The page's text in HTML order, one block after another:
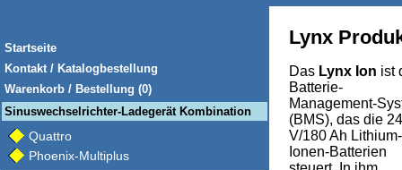
Startseite
Kontakt / Katalogbestellung
Warenkorb / Bestellung (0)
Sinuswechselrichter-Ladegerät Kombination
Quattro
Phoenix-Multiplus
Lynx
Das Lynx Ion ist
Batterie-
Management-
(BMS), das die 24
V/180 Ah Lithium-
Ionen-Batterien